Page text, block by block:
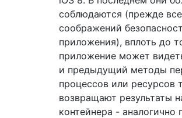
соблюдаются (прежде
соображений
приложения), вплоть до
приложение может
и предыдущий методы
процессов или ресурсов
возвращают результаты
контейнера - аналогично